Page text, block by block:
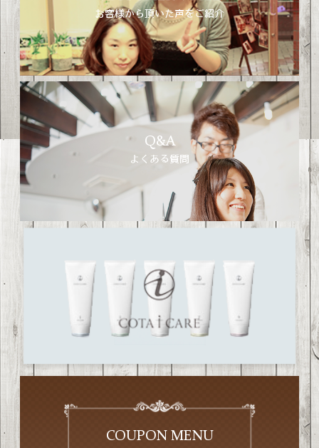
お客様から頂いた声をご紹介
Q&A
よくある質問
COUPON MENU